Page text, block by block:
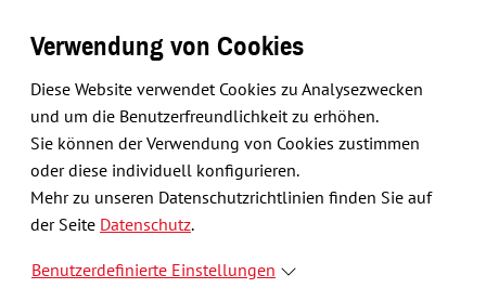
Verwendung von Cookies
Diese Website verwendet Cookies zu Analysezwecken
und um die Benutzerfreundlichkeit zu erhöhen.
Sie können der Verwendung von Cookies zustimmen
oder diese individuell konfigurieren.
Mehr zu unseren Datenschutzrichtlinien finden Sie auf
der Seite Datenschutz.
Benutzerdefinierte Einstellungen